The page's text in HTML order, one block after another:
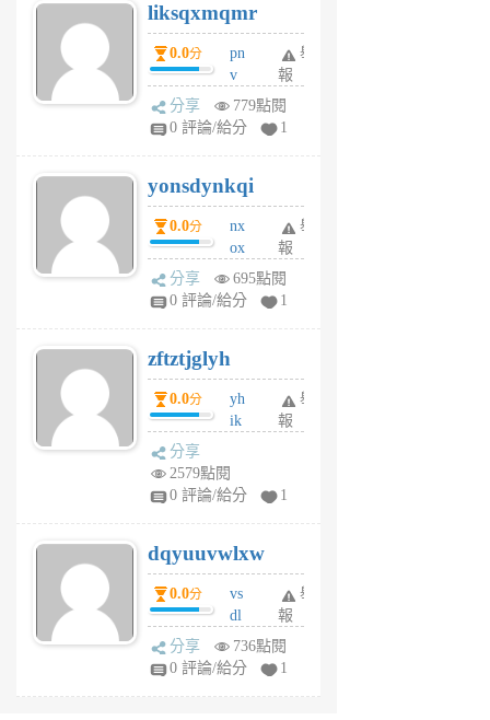
6
個
月
前
liksqxmqmr
0.0分
pn
v
wt
sv
6
個
月
前
舉
報
分享
779點閱
0 評論/給分
1
yonsdynkqi
0.0分
nx
ox
rh
pe
月
前
舉
報
分享
695點閱
0 評論/給分
1
zftztjglyh
0.0分
yh
ik
tu
6
個
月
前
舉
報
分享
2579點閱
0 評論/給分
1
dqyuuvwlxw
0.0分
vs
dl
sq
fy
舉
報
分享
736點閱
0 評論/給分
1